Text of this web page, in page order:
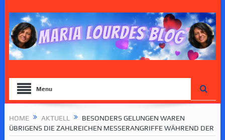
Menu
HOME AKTUELL
BESONDERS GELUNGEN WAREN
ÜBRIGENS DIE ZAHLREICHEN MESSERANGRIFFE WÄHREND DER